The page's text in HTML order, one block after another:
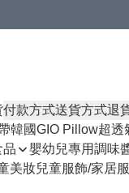
付款方式送貨方式退
韓國GIO Pillow超透
品
嬰幼兒專用調味
美妝兒童服飾/家居服